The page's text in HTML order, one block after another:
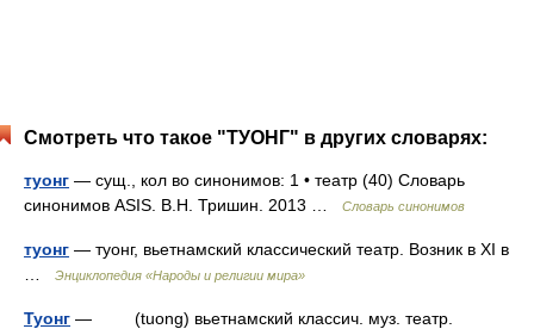
Смотреть что такое "ТУОНГ" в других словарях:
туонг — сущ., кол во синонимов: 1 • театр (40) Словарь
синонимов ASIS. В.Н. Тришин. 2013 …
Словарь синонимов
туонг — туонг, вьетнамский классический театр. Возник в XI в
Энциклопедия «Народы и религии мира»
Туонг — (tuong) вьетнамский классич. муз. театр.